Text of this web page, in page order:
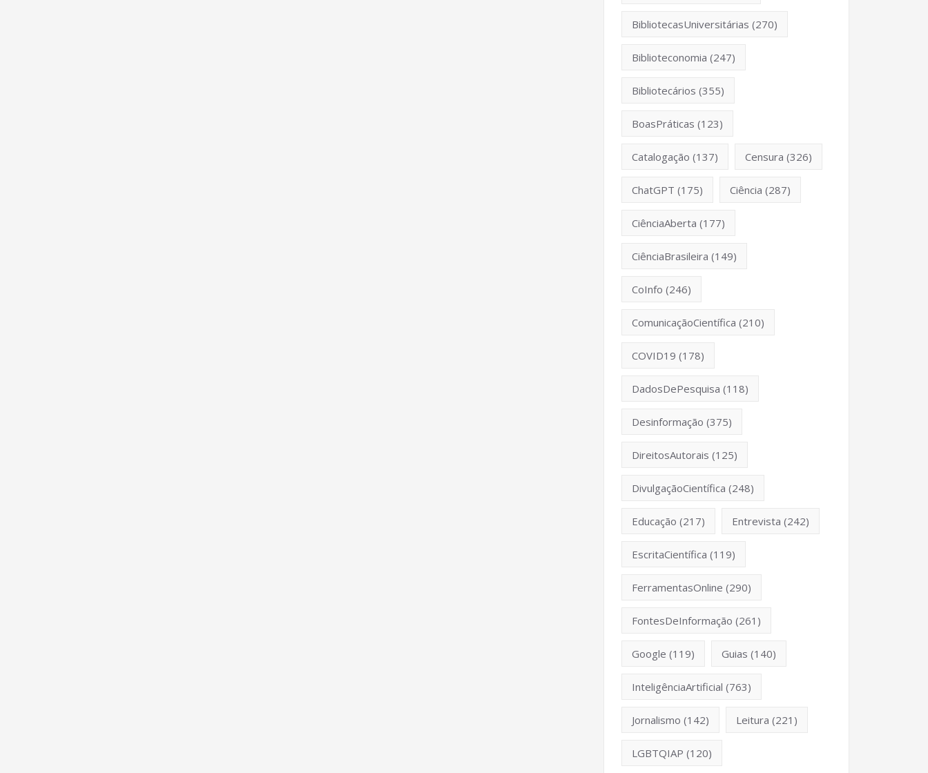
BibliotecasUniversitárias (270)
Biblioteconomia (247)
Bibliotecários (355)
BoasPráticas (123)
Catalogação (137) Censura (326)
ChatGPT (175) Ciência (287)
CiênciaAberta (177)
CiênciaBrasileira (149)
CoInfo (246)
ComunicaçãoCientífica (210)
COVID19 (178)
DadosDePesquisa (118)
Desinformação (375)
DireitosAutorais (125)
DivulgaçãoCientífica (248)
Educação (217) Entrevista (242)
EscritaCientífica (119)
FerramentasOnline (290)
FontesDeInformação (261)
Google (119) Guias (140)
InteligênciaArtificial (763)
Jornalismo (142) Leitura (221)
LGBTQIAP (120)